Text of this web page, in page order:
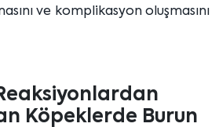
ve komplikasyon oluşmasını
Köpeklerde Burun